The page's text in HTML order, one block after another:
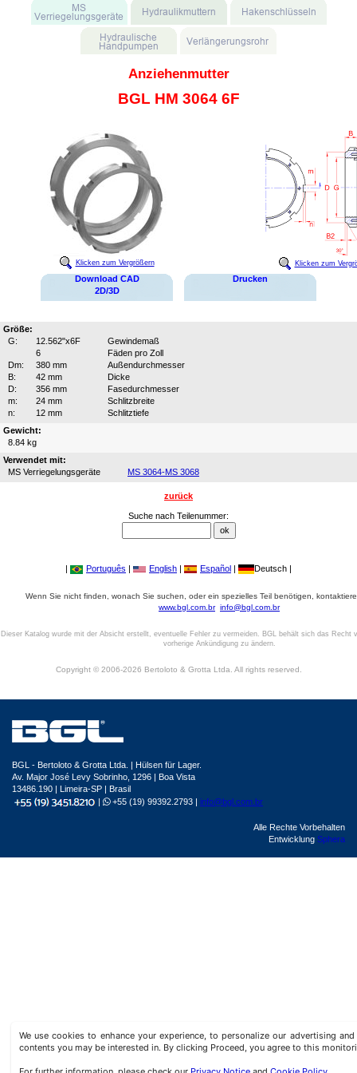
Anziehenmutter
BGL HM 3064 6F
Klicken zum Vergrößern Klicken zum
Download CAD
2D/3D
Drucken
Größe:
G:
12.562"x6F
Gewindemaß
6
Fäden pro Zoll
Dm:
380 mm
Außendurchmesser
B:
42 mm
Dicke
D:
356 mm
Fasedurchmesser
m:
24 mm
Schlitzbreite
n:
12 mm
Schlitztiefe
Gewicht:
8.84 kg
Verwendet mit:
MS Verriegelungsgeräte
MS 3064-MS 3068
zurück
Suche nach Teilenummer:
| Português | English | Español | Deutsch |
Wenn Sie nicht finden, wonach Sie suchen, oder ein spezielles Teil benötigen,
www.bgl.com.br info@bgl.com.br
Dieser Katalog wurde mit der Absicht erstellt, eventuelle Fehler zu vermeiden. BGL behält sich das Recht
vorherige Ankündigung zu ändern.
Copyright © 2006-2026 Bertoloto & Grotta Ltda. All rights reserved.
We use cookies to enhance your experience, to personalize our advertising
contents you may be interested in. By clicking Proceed, you agree to this
BGL - Bertoloto & Grotta Ltda. | Hülsen für Lager.
Av. Major José Levy Sobrinho, 1296 | Boa Vista
13486.190 | Limeira-SP | Brasil
|
+55 (19) 99392.2793 | info@bgl.com.br
Alle Rechte Vorbehalten
Entwicklung Sphera